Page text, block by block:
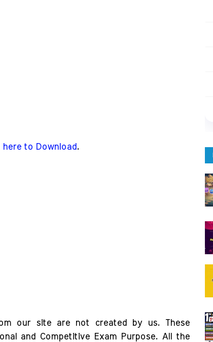
here to Download .
our site are not created by us. These
and Competitive Exam Purpose. All the